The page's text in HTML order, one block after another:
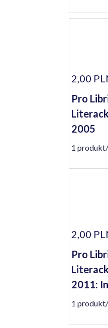
2,00
Pro
2005
1
2,00
Pro
2011:
1